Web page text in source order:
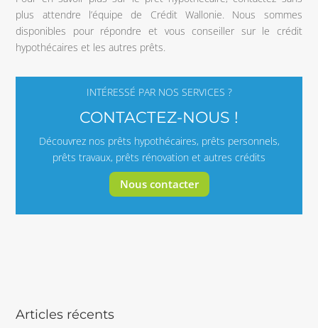
plus attendre l’équipe de Crédit Wallonie. Nous sommes
disponibles pour répondre et vous conseiller sur le crédit
hypothécaires et les autres prêts.
INTÉRESSÉ PAR NOS SERVICES ?
CONTACTEZ-NOUS !
Découvrez nos prêts hypothécaires, prêts personnels,
prêts travaux, prêts rénovation et autres crédits
Nous contacter
Articles récents